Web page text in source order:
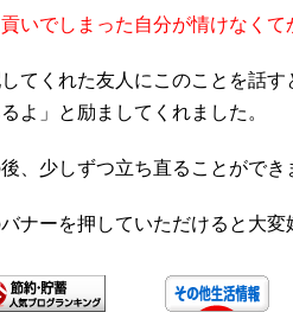
いでしまった自分が情けなくて
てくれた友人にこのことを話
よ」と励ましてくれました。
、少しずつ立ち直ることができ
ナーを押していただけると大変